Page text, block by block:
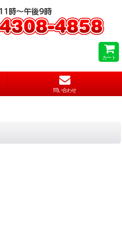
カート
問い合わせ